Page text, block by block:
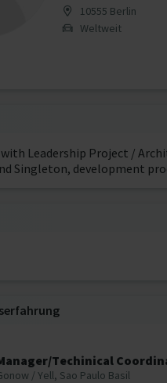
10555 Berlin
Weltweit
Leadership Project /
Singleton, development
Techinical
/ Yell, Sao Paulo Basil